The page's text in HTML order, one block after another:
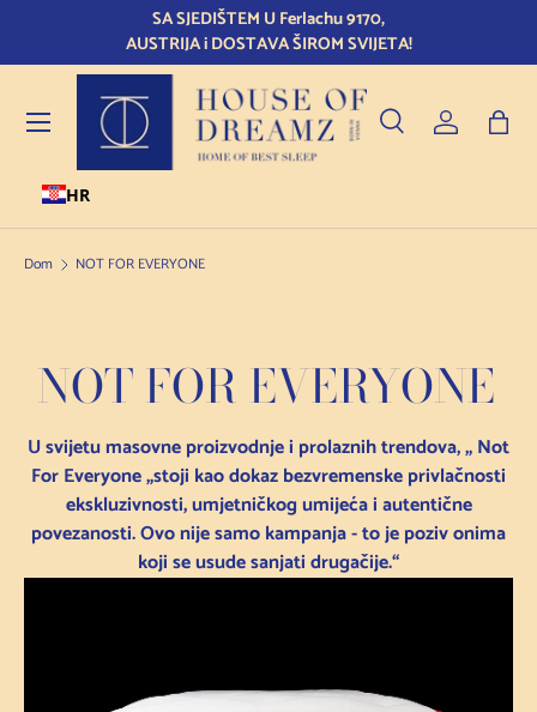
Preskoči na sadržaj
Kvaliteta zahtijeva vrijeme! Svi madraci izrađuju se po
isporučuju se u roku od 21 dan.
HR
Pretraživanje
Vrsta proizvoda
Pretraživanje
Prijava
Jelovnik
Dom NOT FOR EVERYONE
NOT FOR EVERYONE
U svijetu masovne proizvodnje i prolaznih trendova, „ Not
For Everyone „stoji kao dokaz bezvremenske privlačnosti
ekskluzivnosti, umjetničkog umijeća i autentične
povezanosti. Ovo nije samo kampanja - to je poziv onima
koji se usude sanjati drugačije.“